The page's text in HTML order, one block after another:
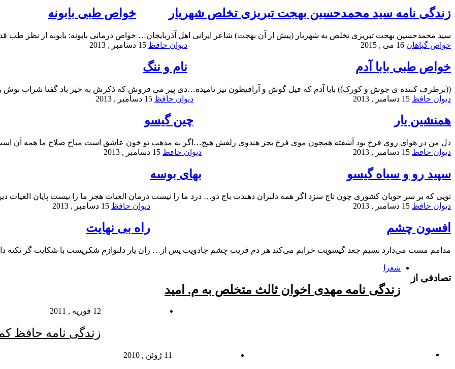
زندگی نامه سید محمدحسین بهجت تبریزی تخلص شهریار
سید محمدحسین بهجت تبریزی تخلص به شهریار (پیش از آن بهجت) شاعر ایرانی اهل آذربایجان…
خواص طبی بابونه
خواص درمانی بابونه: بابونه از نظر
خواص گیاهان 16 می , 2015
خواص طبی بابا آدم
((برطرف کننده ی جوش و کورک)) بابا آدم که فیل گوش و آراقیطون نیز نامیده…
دیوان حافظ 15 دسامبر , 2013
نام و ننگ
دی پیر می فروش که ذکرش به خیر باد گفتا شراب
دیوان حافظ 15 دسامبر , 2013
همنشین یار
دل من در هوای روی فرخ بود آشفته همچون موی فرخ بجز هندوی زلفش هیچ…
دیوان حافظ 15 دسامبر , 2013
چین گیسو
اگر به مذهب تو خون عاشق است مباح صلاح ما همه آن
دیوان حافظ 15 دسامبر , 2013
سپید رو و سیاه گیسو
تویی که بر سر خوبان کشوری چون تاج سزد اگر همه دلبران دهندت باج دو…
دیوان حافظ 15 دسامبر , 2013
بهای بوسه
درد ما را نیست درمان الغیاث هجر ما را نیست پایان الغیاث
دیوان حافظ 15 دسامبر , 2013
افسون چشم
مدامم مست می‌دارد نسیم جعد گیسویت خرابم می‌کند هر دم فریب چشم جادویت پس از…
دیوان حافظ 15 دسامبر , 2013
راه بی نهایت
زان یار دلنوازم شکریست با شکایت گر
تصادفی از
شعرا
زندگی نامه مهدی اخوان ثالث متخلص به م. امید
12 فوریه , 2011
زندگی نامه حافظ
11 ژوئن , 2010